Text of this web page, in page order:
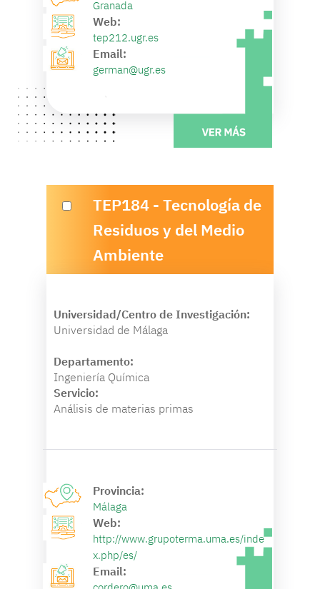
Granada
Web:
tep212.ugr.es
Email:
german@ugr.es
TEP184 - Tecnología de
Residuos y del Medio
Ambiente
Universidad/Centro de Investigación:
Universidad de Málaga
Departamento:
Ingeniería Química
Servicio:
Análisis de materias primas
Provincia:
Málaga
Web:
http://www.grupoterma.uma.es/inde
x.php/es/
Email: